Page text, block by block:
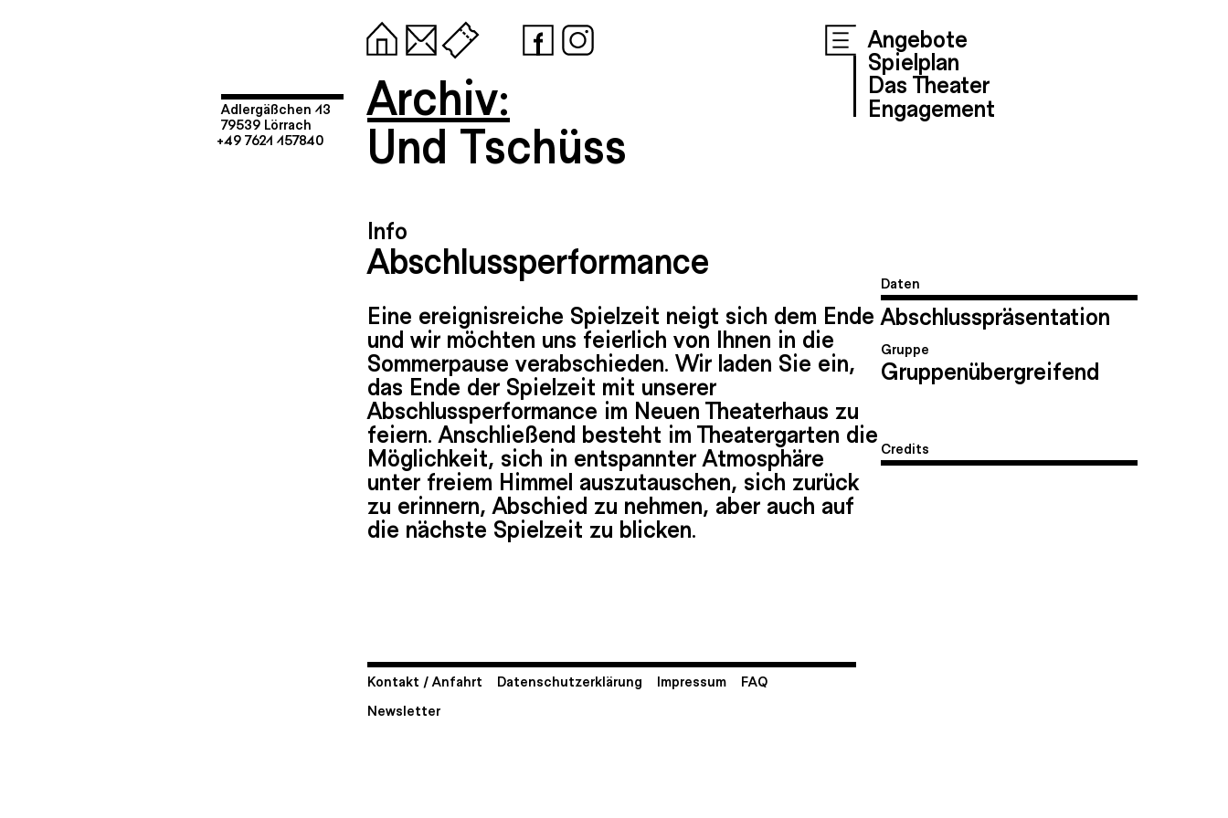
Angebote
Spielplan
Das Theater
Engagement
Adlergäßchen 13
79539 Lörrach
+49 7621 157840
Archiv:
Und Tschüss
Info
Abschlussperformance
Eine ereignisreiche Spielzeit neigt sich dem Ende
und wir möchten uns feierlich von Ihnen in die
Sommerpause verabschieden. Wir laden Sie ein,
das Ende der Spielzeit mit unserer
Abschlussperformance im Neuen Theaterhaus zu
feiern. Anschließend besteht im Theatergarten die
Möglichkeit, sich in entspannter Atmosphäre
unter freiem Himmel auszutauschen, sich zurück
zu erinnern, Abschied zu nehmen, aber auch auf
die nächste Spielzeit zu blicken.
Daten
Abschlusspräsentation
Gruppe
Gruppenübergreifend
Credits
Kontakt / Anfahrt Datenschutzerklärung Impressum
FAQ
Newsletter